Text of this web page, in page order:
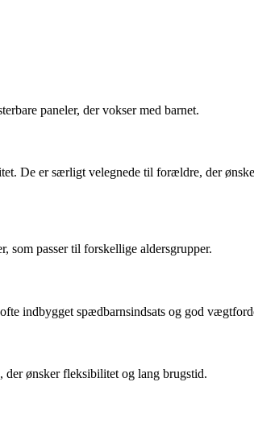
paneler, der vokser med barnet.
De er særligt velegnede til forældre, der
som passer til forskellige aldersgrupper.
indbygget spædbarnsindsats og god
ønsker fleksibilitet og lang brugstid.